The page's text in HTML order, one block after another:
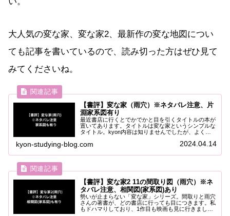
大人気の変な家、変な家2、最新作の変な地図につい
ても記事を書いているので、読み切った方はぜひ見て
みてくださいね。
【書評】変な家（雨穴）※ネタバレ注意、片
淵家系図有り
最近書店に行くとでかでかと目を引くタイトルの本が
置いてあります。タイトルは変な家というシンプルな
タイトル。kyon内容は知りませんでしたが、よく見
入して読んでみましたが、まんまと独特な世界に引...
kyon-studying-blog.com 2024.04.14
【書評】変な家2 11の間取り図（雨穴）※ネ
タバレ注意、相関図(家系図)あり
勢いが止まらない「変な家」シリーズ。間取りと雨穴
さんの著書が、どの書店に行っても目につきます。私
もドハマりしており、1作目も映画も見に行きまし